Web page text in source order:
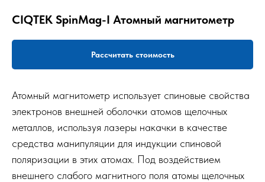
CIQTEK SpinMag-I Атомный магнитометр
Рассчитать стоимость
Атомный магнитометр использует спиновые свойства
электронов внешней оболочки атомов щелочных
металлов, используя лазеры накачки в качестве
средства манипуляции для индукции спиновой
поляризации в этих атомах. Под воздействием
внешнего слабого магнитного поля атомы щелочных